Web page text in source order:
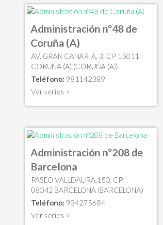
Administración nº48 de
Coruña (A)
AV. GRAN CANARIA, 3, CP 15011
CORUÑA (A) (CORUÑA (A))
Teléfono: 981142389
Ver series >
Administración nº208 de
Barcelona
PASEO VALLDAURA,150, CP
08042 BARCELONA (BARCELONA)
Teléfono: 934275684
Ver series >